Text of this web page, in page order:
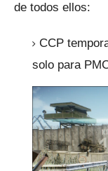
de todos ellos:
CCP
solo para